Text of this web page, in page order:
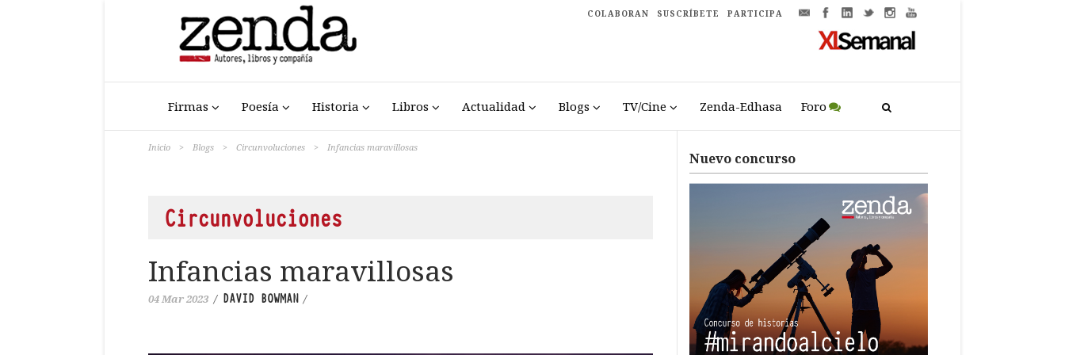
COLABORAN SUSCRÍBETE PARTICIPA
Firmas Poesía Historia Libros Actualidad Blogs TV/Cine Zenda-Edhasa Foro
Inicio > Blogs > Circunvoluciones > Infancias maravillosas
Circunvoluciones
Infancias maravillosas
04 Mar 2023 / DAVID BOWMAN /
Nuevo concurso